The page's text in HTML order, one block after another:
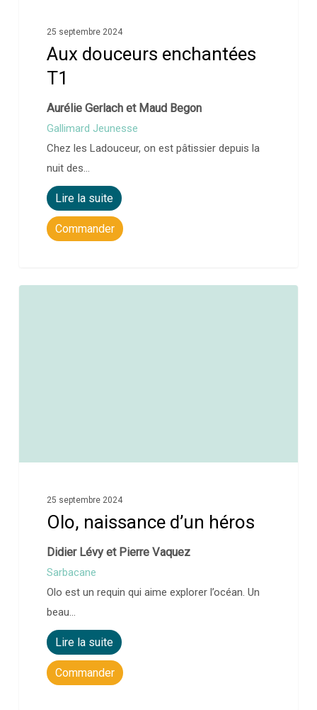
25 septembre 2024
Aux douceurs enchantées
T1
Aurélie Gerlach et Maud Begon
Gallimard Jeunesse
Chez les Ladouceur, on est pâtissier depuis la
nuit des…
Lire la suite
Commander
25 septembre 2024
Olo, naissance d’un héros
Didier Lévy et Pierre Vaquez
Sarbacane
Olo est un requin qui aime explorer l’océan. Un
beau…
Lire la suite
Commander